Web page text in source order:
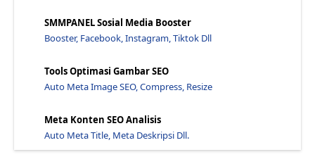
Google Analytics: Fitur Baru, Alat - Jawaraspeed
13 Tips Seo Yang Membuat Website Menjadi Top Searc...
10 Cara Mempercepat Loading Page Widget BloggerOth...
Memperkenalkan Fitur Baru Di Google Search Console...
Pembaruan Keamanan Microsoft Untuk November - Jawa...
SMMPANEL Sosial Media Booster
Booster, Facebook, Instagram, Tiktok Dll
Tools Optimasi Gambar SEO
Auto Meta Image SEO, Compress, Resize
Meta Konten SEO Analisis
Auto Meta Title, Meta Deskripsi Dll.